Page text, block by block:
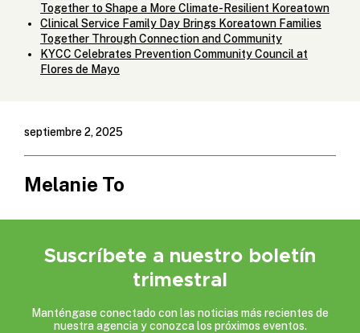
Together to Shape a More Climate-Resilient Koreatown
Clinical Service Family Day Brings Koreatown Families
Together Through Connection and Community
KYCC Celebrates Prevention Community Council at
Flores de Mayo
septiembre 2, 2025
Melanie To
Suscríbete a nuestro boletín
trimestral
Manténgase conectado con las noticias más recientes de
nuestra agencia y conozca los próximos eventos.